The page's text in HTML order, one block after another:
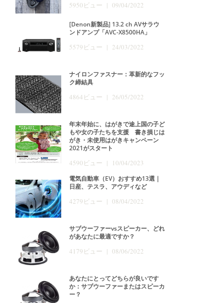
5950ビュー | 09/04/2022
[Denon新製品] 13.2 ch AVサラウ
ンドアンプ「AVC-X8500HA」
5579ビュー | 24/03/2022
ナイロンファスナー：革新的なフッ
ク締結具
4864ビュー | 26/05/2022
年末年始に、はがきで途上国の子ど
もや女の子たちを支援 書き損じは
がき・未使用はがきキャンペーン
2021がスタート
4590ビュー | 10/04/2023
電気自動車（EV）おすすめ13選｜
日産、テスラ、アウディなど
4279ビュー | 08/04/2022
サブウーファーvsスピーカー、どれ
があなたに最適ですか？
4179ビュー | 08/06/2022
あなたにとってどちらが良いです
か：サブウーファーまたはスピーカ
ー？